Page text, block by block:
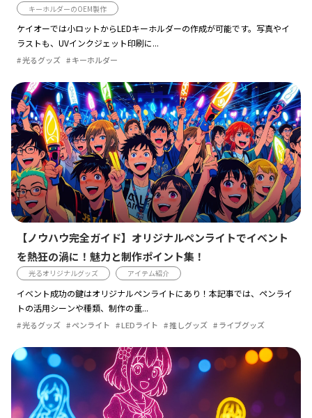
キーホルダーのOEM製作
ケイオーでは小ロットからLEDキーホルダーの作成が可能です。写真やイ
ラストも、UVインクジェット印刷に...
光るグッズ キーホルダー
【ノウハウ完全ガイド】オリジナルペンライトでイベント
を熱狂の渦に！魅力と制作ポイント集！
光るオリジナルグッズ アイテム紹介
イベント成功の鍵はオリジナルペンライトにあり！本記事では、ペンライ
トの活用シーンや種類、制作の重...
光るグッズ ペンライト LEDライト 推しグッズ ライブグッズ